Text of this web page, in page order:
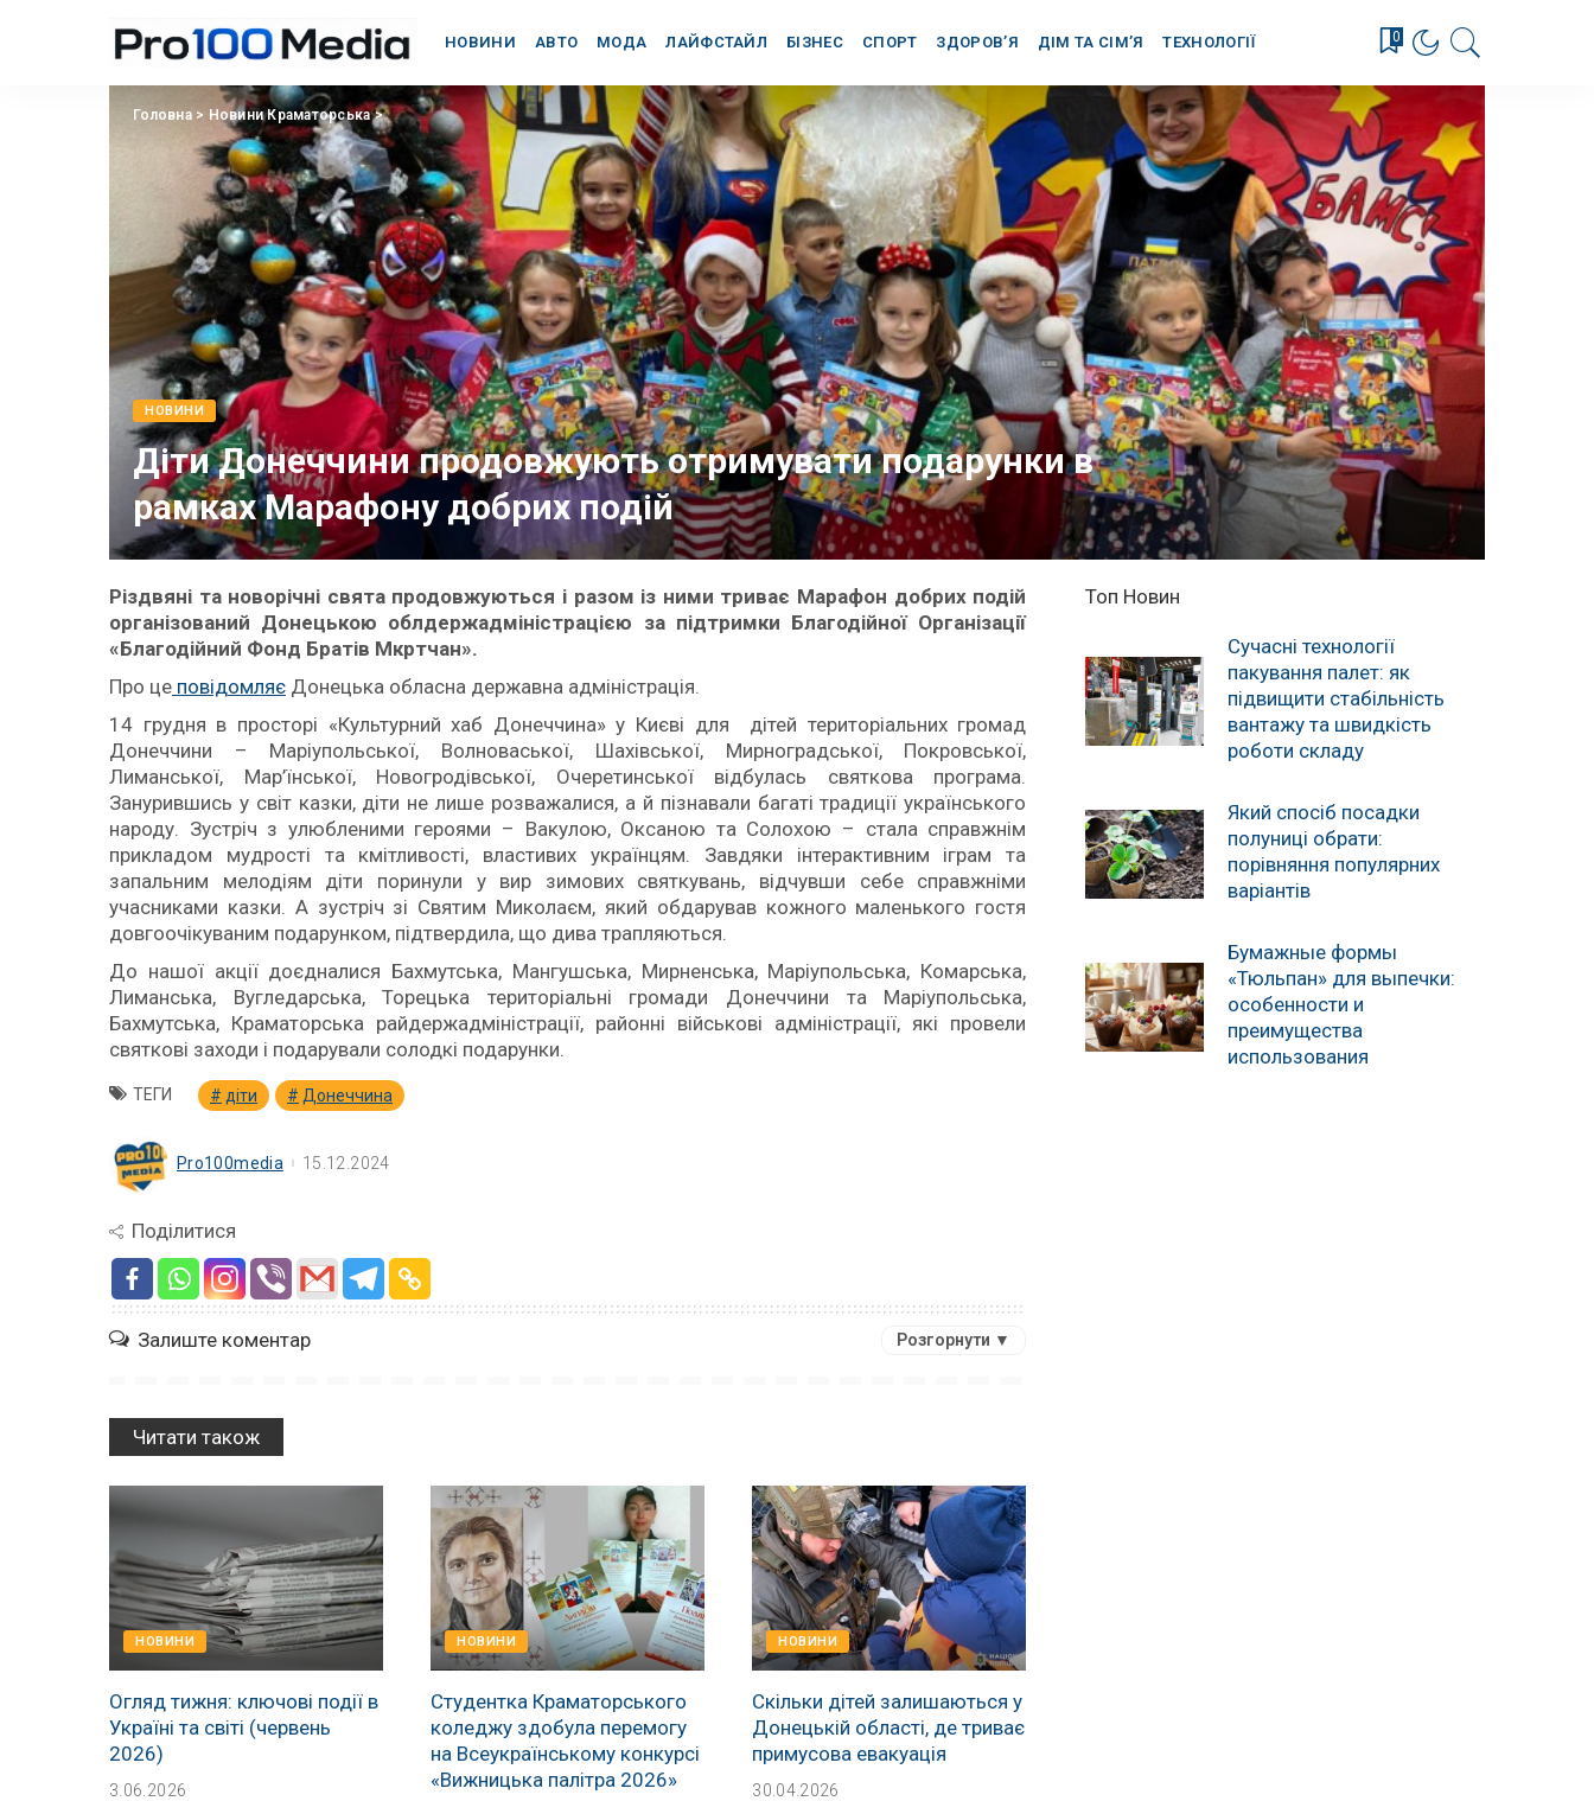
НОВИНИ АВТО МОДА ЛАЙФСТАЙЛ БІЗНЕС СПОРТ ЗДОРОВ’Я ДІМ ТА СІМ’Я ТЕХНОЛОГІЇ 0
Головна> Новини Краматорська>
НОВИНИ
Діти Донеччини продовжують отримувати подарунки в
рамках Марафону добрих подій
Різдвяні та новорічні свята продовжуються і разом із ними триває Марафон добрих подій
організований Донецькою облдержадміністрацією за підтримки Благодійної Організації
«Благодійний Фонд Братів Мкртчан».
Про це повідомляє Донецька обласна державна адміністрація.
14 грудня в просторі «Культурний хаб Донеччина» у Києві для дітей територіальних громад
Донеччини – Маріупольської, Волноваської, Шахівської, Мирноградської, Покровської,
Лиманської, Мар’їнської, Новогродівської, Очеретинської відбулась святкова програма.
Занурившись у світ казки, діти не лише розважалися, а й пізнавали багаті традиції українського
народу. Зустріч з улюбленими героями – Вакулою, Оксаною та Солохою – стала справжнім
прикладом мудрості та кмітливості, властивих українцям. Завдяки інтерактивним іграм та
запальним мелодіям діти поринули у вир зимових святкувань, відчувши себе справжніми
учасниками казки. А зустріч зі Святим Миколаєм, який обдарував кожного маленького гостя
довгоочікуваним подарунком, підтвердила, що дива трапляються.
До нашої акції доєдналися Бахмутська, Мангушська, Мирненська, Маріупольська, Комарська,
Лиманська, Вугледарська, Торецька територіальні громади Донеччини та Маріупольська,
Бахмутська, Краматорська райдержадміністрації, районні військові адміністрації, які провели
святкові заходи і подарували солодкі подарунки.
ТЕГИ діти Донеччина
Pro100media 15.12.2024
Поділитися
Залиште коментар Розгорнути ▼
Читати також
НОВИНИ
Огляд тижня: ключові події в
Україні та світі (червень
2026)
3.06.2026
НОВИНИ
Студентка Краматорського
коледжу здобула перемогу
на Всеукраїнському конкурсі
«Вижницька палітра 2026»
НОВИНИ
Скільки дітей залишаються у
Донецькій області, де триває
примусова евакуація
30.04.2026
Топ Новин
Сучасні технології
пакування палет: як
підвищити стабільність
вантажу та швидкість
роботи складу
Який спосіб посадки
полуниці обрати:
порівняння популярних
варіантів
Бумажные формы
«Тюльпан» для выпечки:
особенности и
преимущества
использования